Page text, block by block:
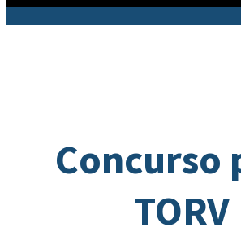
Concurso
TORV